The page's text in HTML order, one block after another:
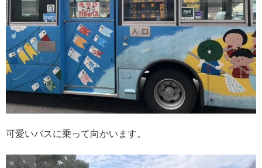
可愛いバスに乗って向かいます。